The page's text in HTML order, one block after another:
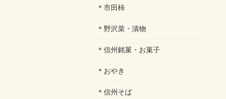
＊市田柿
＊野沢菜・漬物
＊信州銘菓・お菓子
＊おやき
＊信州そば